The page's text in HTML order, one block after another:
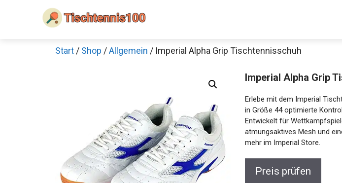
Start / Shop /Allgemein / Imperial Alpha Grip Tischtennisschuh
Imperial Alpha Grip
Erlebe mit dem Imperial
in Größe 44 optimierte
Entwickelt für
atmungsaktives Mesh und
mehr im Imperial Store.
Preis prüfen